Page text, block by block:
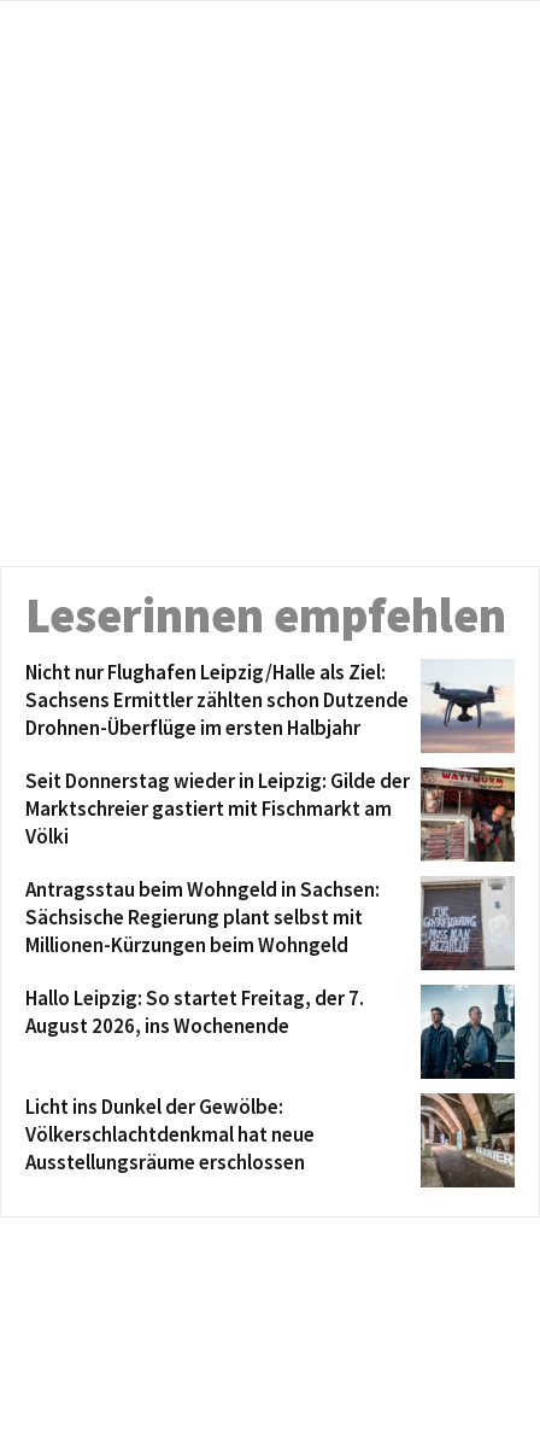
Leserinnen empfehlen
Nicht nur Flughafen Leipzig/Halle als Ziel:
Sachsens Ermittler zählten schon Dutzende
Drohnen-Überflüge im ersten Halbjahr
Seit Donnerstag wieder in Leipzig: Gilde der
Marktschreier gastiert mit Fischmarkt am
Völki
Antragsstau beim Wohngeld in Sachsen:
Sächsische Regierung plant selbst mit
Millionen-Kürzungen beim Wohngeld
Hallo Leipzig: So startet Freitag, der 7.
August 2026, ins Wochenende
Licht ins Dunkel der Gewölbe:
Völkerschlachtdenkmal hat neue
Ausstellungsräume erschlossen